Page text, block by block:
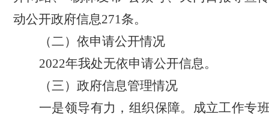
动公开政府信息271条。
（二）依申请公开情况
2022年我处无依申请公开信息。
（三）政府信息管理情况
一是领导有力，组织保障。成立工作专